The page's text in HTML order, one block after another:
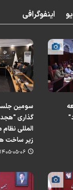
اینفوگرافی
سومین
گذاری
المللی
زیر ساخت
۱۴۰۵-۰۵-۰۶ ۱۳:۱۲